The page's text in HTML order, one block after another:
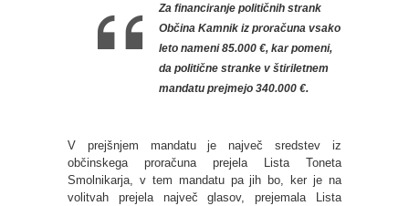
Za financiranje političnih strank
Občina Kamnik iz proračuna vsako
leto nameni 85.000 €, kar pomeni,
da politične stranke v štiriletnem
mandatu prejmejo 340.000 €.
V prejšnjem mandatu je največ sredstev iz
občinskega proračuna prejela Lista Toneta
Smolnikarja, v tem mandatu pa jih bo, ker je na
volitvah prejela največ glasov, prejemala Lista